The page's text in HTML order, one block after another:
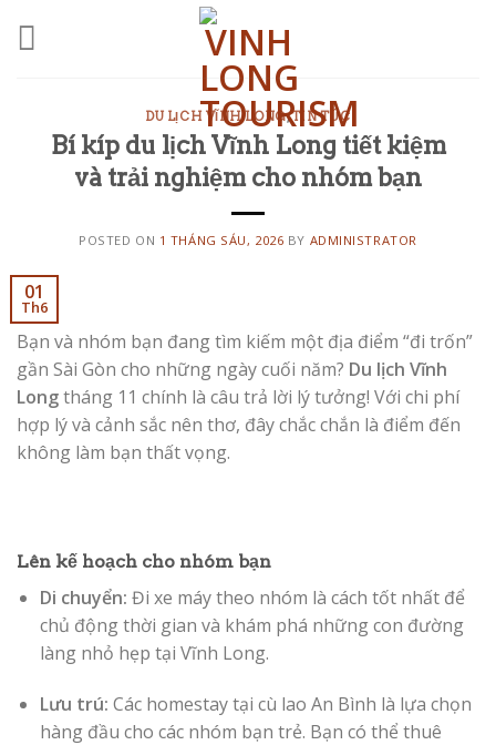
DU LỊCH VĨNH LONG,TIN TỨC
Bí kíp du lịch Vĩnh Long tiết kiệm
và trải nghiệm cho nhóm bạn
POSTED ON 1 THÁNG SÁU, 2026 BY ADMINISTRATOR
01
Th6
Bạn và nhóm bạn đang tìm kiếm một địa điểm “đi trốn”
gần Sài Gòn cho những ngày cuối năm? Du lịch Vĩnh
Longtháng 11 chính là câu trả lời lý tưởng! Với chi phí
hợp lý và cảnh sắc nên thơ, đây chắc chắn là điểm đến
không làm bạn thất vọng.
Lên kế hoạch cho nhóm bạn
Di chuyển: Đi xe máy theo nhóm là cách tốt nhất để
chủ động thời gian và khám phá những con đường
làng nhỏ hẹp tại Vĩnh Long.
Lưu trú: Các homestay tại cù lao An Bình là lựa chọn
hàng đầu cho các nhóm bạn trẻ. Bạn có thể thuê